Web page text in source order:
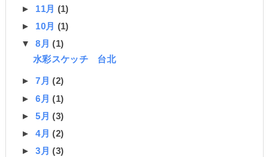
► 11月 (1)
► 10月 (1)
▼8月(1)
水彩スケッチ 台北
►7月(2)
►6月(1)
►5月(3)
►4月(2)
►3月(3)